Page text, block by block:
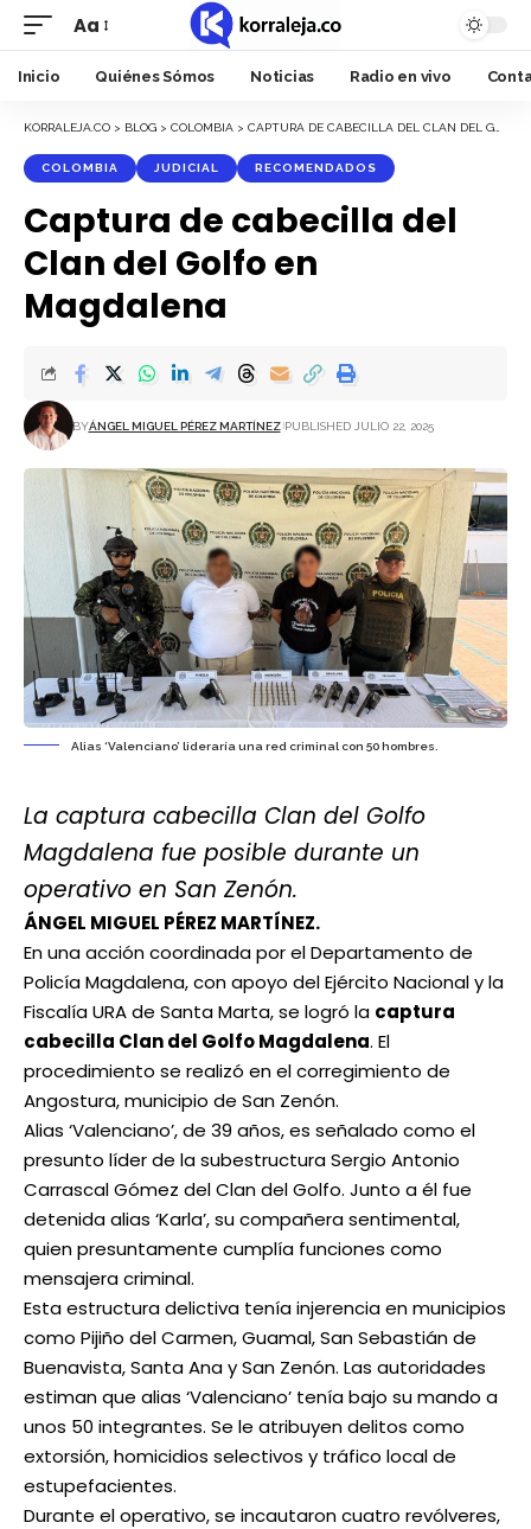
Font
Resizer
Aa
Inicio Quiénes Sómos Noticias Radio en vivo
KORRALEJA.CO > BLOG > COLOMBIA > CAPTURA DE CABECILLA DEL CLAN DEL GOLFO EN MAGDALENA
COLOMBIA JUDICIAL RECOMENDADOS
Captura de cabecilla del
Clan del Golfo en
Magdalena
BYÁNGEL MIGUEL PÉREZ MARTÍNEZ PUBLISHED JULIO 22, 2025
Alias ‘Valenciano’ lideraría una red criminal con 50 hombres.
La captura cabecilla Clan del Golfo
Magdalena fue posible durante un
operativo en San Zenón.
ÁNGEL MIGUEL PÉREZ MARTÍNEZ.
En una acción coordinada por elDepartamento de
Policía Magdalena, con apoyo del Ejército Nacional y la
Fiscalía URA de Santa Marta, se logró la captura
cabecilla Clan del Golfo Magdalena. El
procedimiento se realizó en el corregimiento de
Angostura, municipio de San Zenón.
Alias ‘Valenciano’, de 39 años, es señalado como el
presunto líder de la subestructura Sergio Antonio
Carrascal Gómez del Clan del Golfo. Junto a él fue
detenida alias ‘Karla’, su compañera sentimental,
quien presuntamente cumplía funciones como
mensajera criminal.
Esta estructura delictiva tenía injerencia en municipios
como Pijiño del Carmen, Guamal, San Sebastián de
Buenavista, Santa Ana y San Zenón. Las autoridades
estiman que alias ‘Valenciano’ tenía bajo su mando a
unos 50 integrantes. Se le atribuyen delitos como
extorsión, homicidios selectivos y tráfico local de
estupefacientes.
Durante el operativo, se incautaron cuatro revólveres,